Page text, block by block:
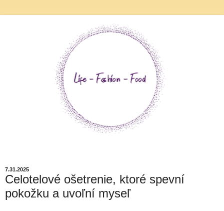
7.31.2025
Celotelové ošetrenie, ktoré spevní
pokožku a uvoľní myseľ